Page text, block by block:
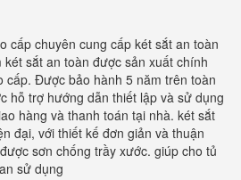
cấp chuyên cung cấp két sắt an toàn
sắt an toàn được sản xuất chính
cấp. Được bảo hành 5 năm trên toàn
hỗ trợ hướng dẫn thiết lập và sử dụng
hàng và thanh toán tại nhà. két sắt
đại, với thiết kế đơn giản và thuận
sơn chống trầy xước. giúp cho tủ
sử dụng